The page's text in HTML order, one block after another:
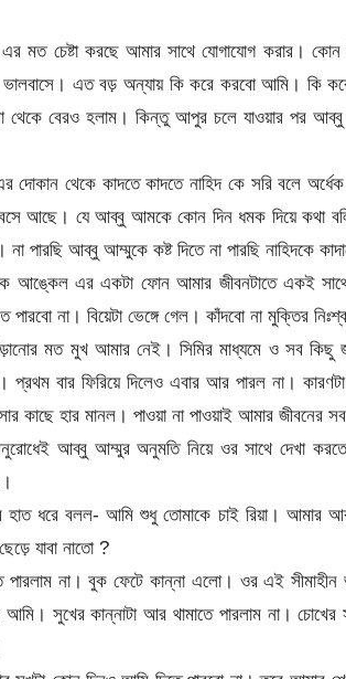
এর মত চেষ্টা করছে আমার সাথে যোগাযোগ করার।
এত বড় অন্যায় কি করে করবো আমি। কি করে
থেকে বেরও হলাম। কিন্তু আপুর চলে যাওয়ার পর
দোকান থেকে কাদতে কাদতে নাহিদ কে সরি বলে
বসে আছে। যে আব্বু আমকে কোন দিন ধমক দিয়ে কথা
পারছি আব্বু আম্মুকে কষ্ট দিতে না পারছি নাহিদকে
আঙ্কেল এর একটা ফোন আমার জীবনটাতে একই
না। বিয়েটা ভেঙ্গে গেল। কাঁদবো না মুক্তির
মত মুখ আমার নেই। সিমির মাধ্যমে ও সব
প্রথম বার ফিরিয়ে দিলেও এবার আর পারল না।
কাছে হার মানল। পাওয়া না পাওয়াই আমার জীবনের
আব্বু আম্মুর অনুমতি নিয়ে ওর সাথে দেখা
ধরে বলল- আমি শুধু তোমাকে চাই রিয়া। আমার
যাবা নাতো ?
না। বুক ফেটে কান্না এলো। ওর এই সীমাহীন
সুখের কান্নাটা আর থামাতে পারলাম না। চোখের